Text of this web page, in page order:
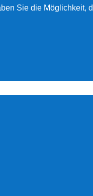
Sie die Möglichkeit,